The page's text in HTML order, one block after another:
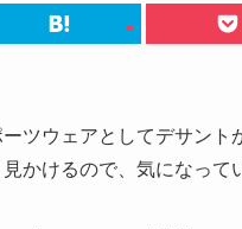
ツウェアとしてデサン
かけるので、気になって